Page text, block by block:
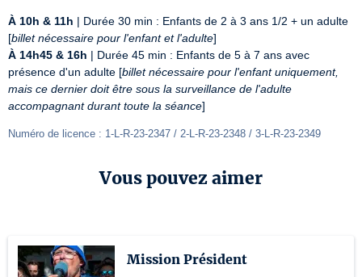
À 10h & 11h | Durée 30 min : Enfants de 2 à 3 ans 1/2 + un adulte
[billet nécessaire pour l'enfant et l'adulte
À 14h45 & 16h | Durée 45 min : Enfants de 5 à 7 ans avec
présence d'un adulte [billet nécessaire pour l'enfant uniquement,
mais ce dernier doit être sous la surveillance de l'adulte
accompagnant durant toute la séance]
Numéro de licence : 1-L-R-23-2347 / 2-L-R-23-2348 / 3-L-R-23-2349
Vous pouvez aimer
Mission Président